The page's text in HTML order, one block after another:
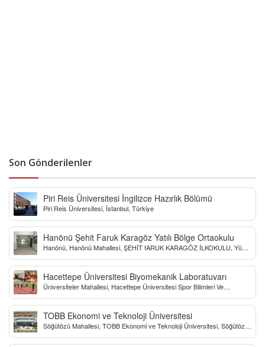
Son Gönderilenler
Piri Reis Üniversitesi İngilizce Hazırlık Bölümü
Piri Reis Üniversitesi, İstanbul, Türkiye
Hanönü Şehit Faruk Karagöz Yatılı Bölge Ortaokulu
Hanönü, Hanönü Mahallesi, ŞEHİT fARUK KARAGÖZ İLKOKULU, Yücel
Hacettepe Üniversitesi Biyomekanik Laboratuvarı
Üniversiteler Mahallesi, Hacettepe Üniversitesi Spor Bilimleri Ve
TOBB Ekonomi ve Teknoloji Üniversitesi
Söğütözü Mahallesi, TOBB Ekonomi ve Teknoloji Üniversitesi, Söğütözü